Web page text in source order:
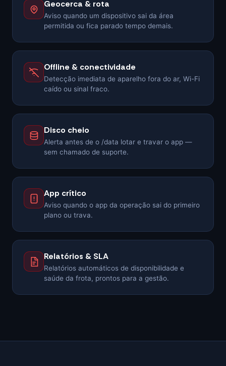
Geocerca & rota
Aviso quando um dispositivo sai da área
permitida ou fica parado tempo demais.
Offline & conectividade
Detecção imediata de aparelho fora do ar, Wi-Fi
caído ou sinal fraco.
Disco cheio
Alerta antes de o /data lotar e travar o app —
sem chamado de suporte.
App crítico
Aviso quando o app da operação sai do primeiro
plano ou trava.
Relatórios & SLA
Relatórios automáticos de disponibilidade e
saúde da frota, prontos para a gestão.